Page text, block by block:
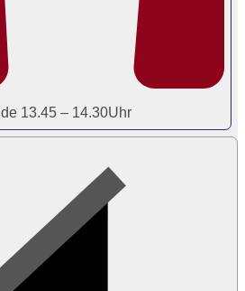
13.45 – 14.30Uhr